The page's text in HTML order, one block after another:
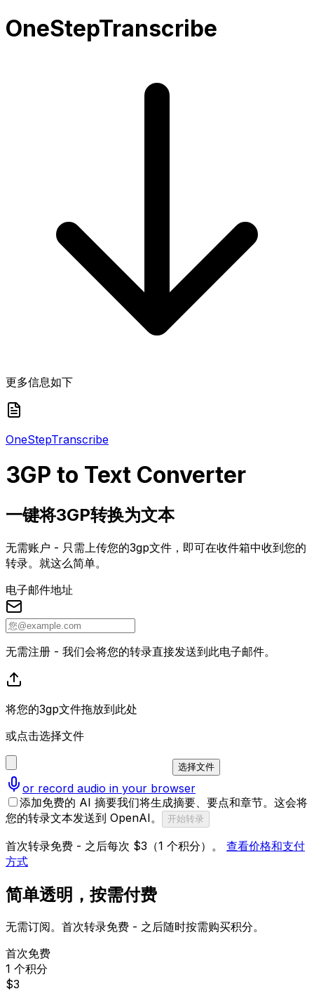
OneStepTranscribe
更多信息如下
OneStepTranscribe
3GP to Text Converter
一键将3GP转换为文本
无需账户 - 只需上传您的3gp文件，即可在收件箱中收到您的
转录。就这么简单。
电子邮件地址
无需注册 - 我们会将您的转录直接发送到此电子邮件。
将您的3gp文件拖放到此处
或点击选择文件
选择文件
or record audio in your browser
添加免费的 AI 摘要我们将生成摘要、要点和章节。这会将
您的转录文本发送到 OpenAI。
开始转录
首次转录免费 - 之后每次 $3（1 个积分）。
查看价格和支付
方式
简单透明，按需付费
无需订阅。首次转录免费 - 之后随时按需购买积分。
首次免费
1 个积分
$3